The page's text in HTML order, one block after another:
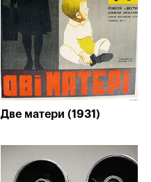
Две матери (1931)